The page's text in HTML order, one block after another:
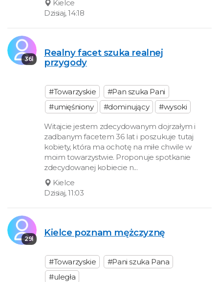
Kielce
Dzisiaj, 14:18
36l
Realny facet szuka realnej
przygody
#Towarzyskie
#Pan szuka Pani
#umięśniony
#dominujący #wysoki
Witajcie jestem zdecydowanym dojrzałym i
zadbanym facetem 36 lat i poszukuje tutaj
kobiety, która ma ochotę na miłe chwile w
moim towarzystwie. Proponuje spotkanie
zdecydowanej kobiecie n...
Kielce
Dzisiaj, 11:03
29l
Kielce poznam mężczyznę
#Towarzyskie
#Pani szuka Pana
#uległa